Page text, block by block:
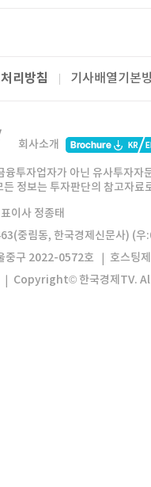
리방침 기사배열기본
한국경제신문 한국경제
한국경제TV앱
회사소개
투자업자가 아닌 유사투자
정보는 투자판단의 참고자
이사 정종태
중림동, 한국경제신문사) (
중구 2022-0572호
호스팅
Copyright© 한국경제TV.